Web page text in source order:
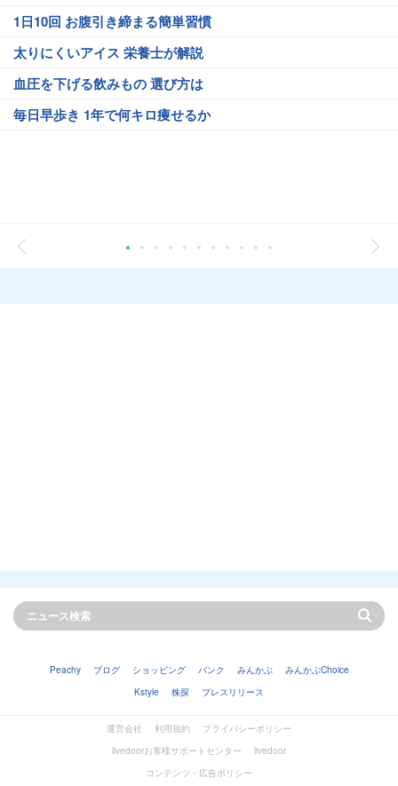
1日10回 お腹引き締まる簡単習慣
太りにくいアイス 栄養士が解説
血圧を下げる飲みもの 選び方は
毎日早歩き 1年で何キロ痩せるか
Peachy ブログ ショッピング バンク みんかぶ
みんかぶChoice
Kstyle
株探 プレスリリース
運営会社 利用規約
プライバシーポリシー
livedoorお客様サポートセンター
livedoor
コンテンツ・広告ポリシー